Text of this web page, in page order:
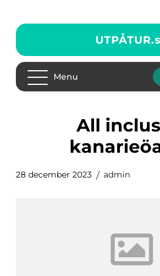
UTPÅTUR.
Menu
all inclusive
28 december 2023 admin